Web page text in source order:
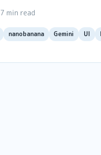
7 min read
nanobanana Gemini UI